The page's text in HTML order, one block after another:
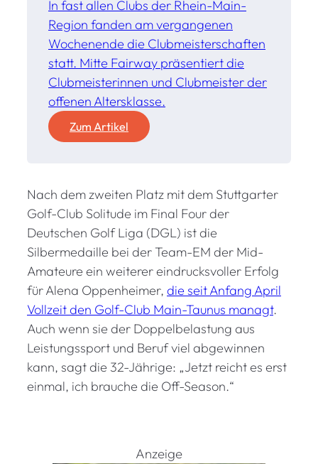
In fast allen Clubs der Rhein-Main-
Region fanden am vergangenen
Wochenende die Clubmeisterschaften
statt. Mitte Fairway präsentiert die
Clubmeisterinnen und Clubmeister der
offenen Altersklasse.
Zum Artikel
D
s
i
n
d
i
e
C
l
u
b
m
Nach dem zweiten Platz mit dem Stuttgarter
Golf-Club Solitude im Final Four der
Deutschen Golf Liga (DGL) ist die
Silbermedaille bei der Team-EM der Mid-
Amateure ein weiterer eindrucksvoller Erfolg
für Alena Oppenheimer, die seit Anfang April
Vollzeit den Golf-Club Main-Taunus managt.
Auch wenn sie der Doppelbelastung aus
Leistungssport und Beruf viel abgewinnen
kann, sagt die 32-Jährige: „Jetzt reicht es erst
einmal, ich brauche die Off-Season.“
Anzeige